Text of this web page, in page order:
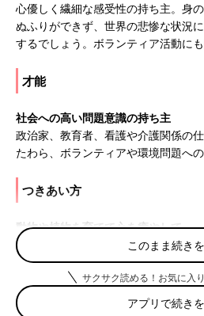
心優しく繊細な感受性の持ち主。身
ぬふりができず、世界の悲惨な状況
するでしょう。ボランティア活動にも
才能
社会への高い問題意識の持ち主
政治家、教育者、看護や介護関係の
たわら、ボランティアや環境問題への
つきあい方
動物や植物を育てて心を癒やして
いつもは穏やかな性格ですが、急に
や植物を育てることで、情緒が安定
このまま続き
サクサク読める！お気に入
アプリで続き